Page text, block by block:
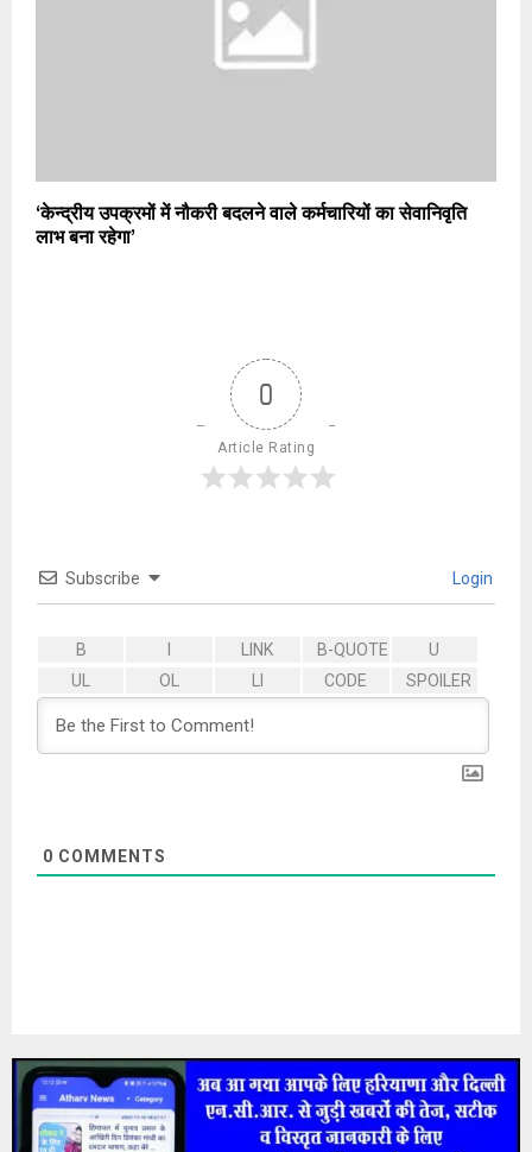
‘केन्द्रीय उपक्रमों में नौकरी बदलने वाले कर्मचारियों का सेवानिवृति
लाभ बना रहेगा’
0
Article Rating
Subscribe Login
0 COMMENTS